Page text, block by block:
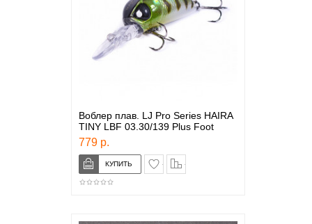
Воблер плав. LJ Pro Series HAIRA
TINY LBF 03.30/139 Plus Foot
779 р.
в закладки